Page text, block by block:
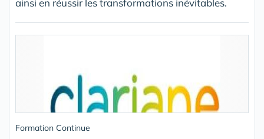
ainsi en réussir les transformations inévitables.
Formation Continue